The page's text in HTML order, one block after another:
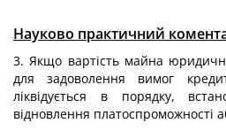
Науково практичний
3. Якщо вартість майна
для задоволення вимог
ліквідується в порядку,
відновлення платоспроможності